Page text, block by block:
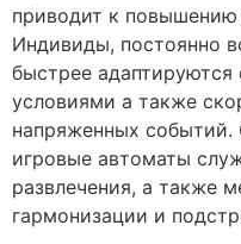
приводит к повышению
Индивиды, постоянно
быстрее
условиями а также
напряженных событий.
игровые автоматы
развлечения, а также
гармонизации и